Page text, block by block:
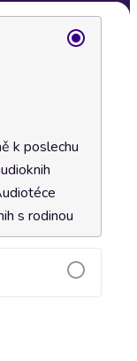
k poslechu
s rodinou